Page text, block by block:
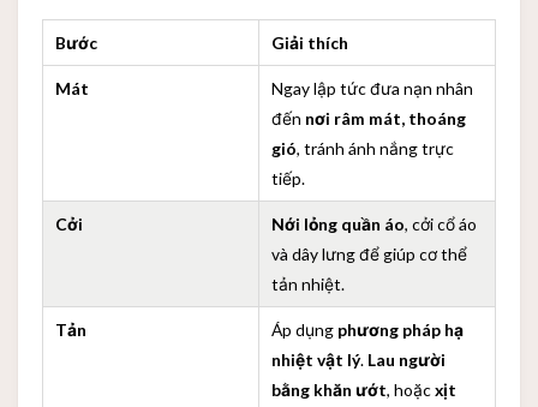
Bước Giải thích
Mát
Ngay lập tức đưa nạn nhân
đến nơi râm mát, thoáng
gió, tránh ánh nắng trực
tiếp.
Cởi Nới lỏng quần áo, cởi cổ áo
và dây lưng để giúp cơ thể
tản nhiệt.
Tản Áp dụng phương pháp hạ
nhiệt vật lý. Lau người
bằng khăn ướt, hoặcxịt